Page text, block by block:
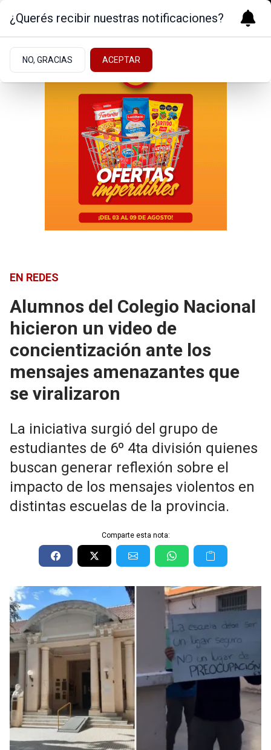
EN REDES
Alumnos del Colegio Nacional
hicieron un video de
concientización ante los
mensajes amenazantes que
se viralizaron
La iniciativa surgió del grupo de
estudiantes de 6º 4ta división quienes
buscan generar reflexión sobre el
impacto de los mensajes violentos en
distintas escuelas de la provincia.
Comparte esta nota:
¿Querés recibir nuestras notificaciones?
NO, GRACIAS ACEPTAR